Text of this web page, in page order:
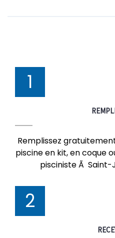
1
Remplissez
piscine en kit, en coque
pisciniste Ã
2